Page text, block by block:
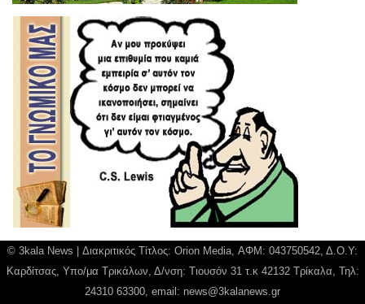
© 3kala News | Διακριτικός Τίτλος: Orion Media, ΑΦΜ: 043750542, Δ.Ο.Υ:
Καρδίτσας, Υπο/μα Τρικάλων, Δ/νση: Τιουσόν 31 τ.κ 42132 Τρίκαλα, Τηλ:
24310 63300, email: news@3kalanews.gr